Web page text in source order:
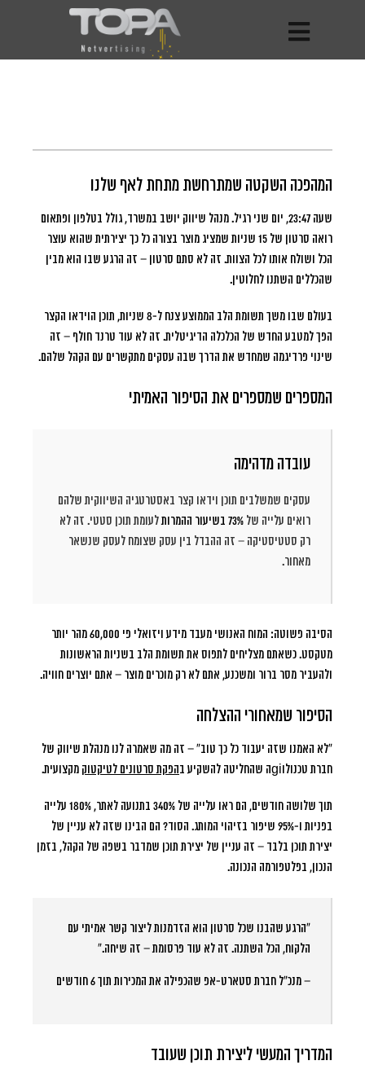
המהפכה השקטה שמתרחשת מתחת לאף שלנו
שעה 23:47, יום שני רגיל.
מנהל שיווק יושב במשרד, גולל בטלפון ופתאום
רואה סרטון של 15 שניות שמציג מוצר בצורה כל כך יצירתית שהוא עוצר
הכל ושולח אותו לכל הצוות. זה לא סתם סרטון – זה הרגע שבו הוא מבין
שהכללים השתנו לחלוטין.
בעולם שבו משך תשומת הלב הממוצע צנח ל-8 שניות, תוכן הוידאו הקצר
הפך למטבע החדש של הכלכלה הדיגיטלית. זה לא עוד טרנד חולף – זה
שינוי פרדיגמה שמחדש את הדרך שבה עסקים מתקשרים עם הקהל שלהם.
המספרים שמספרים את הסיפור האמיתי
עובדה מדהימה
עסקים שמשלבים תוכן וידאו קצר באסטרטגיה השיווקית שלהם
רואים עלייה של 73% בשיעור ההמרות
לעומת תוכן סטטי. זה לא
רק סטטיסטיקה – זה ההבדל בין עסק שצומח לעסק שנשאר
מאחור.
הסיבה פשוטה: המוח האנושי מעבד מידע ויזואלי פי 60,000 מהר יותר
מטקסט. כשאתם מצליחים לתפוס את תשומת הלב בשניות הראשונות
ולהעביר מסר ברור ומשכנע, אתם לא רק מוכרים מוצר – אתם יוצרים חוויה.
הסיפור שמאחורי ההצלחה
“לא האמנו שזה יעבוד כל כך טוב”– זה מה שאמרה לנו מנהלת שיווק של
חברת טכנולוgiה שהחליטה להשקיע ב
הפקת סרטונים לטיקטוק מקצועית.
תוך שלושה חודשים, הם ראו עלייה של 340% בתנועה לאתר, 180% עלייה
בפניות ו-95% שיפור בזיהוי המותג. הסוד? הם הבינו שזה לא עניין של
יצירת תוכן בלבד – זה עניין של יצירת תוכן שמדבר בשפה של הקהל, בזמן
הנכון, בפלטפורמה הנכונה.
“הרגע שהבנו שכל סרטון הוא הזדמנות ליצור קשר אמיתי עם
הלקוח, הכל השתנה. זה לא עוד פרסומת – זה שיחה.”
– מנכ”ל חברת סטארט-אפ שהכפילה את המכירות תוך 6 חודשים
המדריך המעשי ליצירת תוכן שעובד